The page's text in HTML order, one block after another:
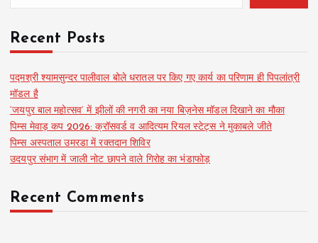
Recent Posts
पद्मश्री श्यामसुन्दर पालीवाल बोले धरातल पर किए गए कार्य का परिणाम ही पिपलांत्री
मॉडल है
‘जयपुर बाल महोत्सव’ में झीलों की नगरी का नया बिज़नेस मॉडल दिखाने का मौका
पिम्स मेवाड़ कप 2026: क्रॉसवर्ड व आदित्यम रियल स्टेट्स ने मुकाबले जीते
पिम्स अस्पताल उमरडा में रक्तदान शिविर
उदयपुर संभाग में जाली नोट छापने वाले गिरोह का भंडाफोड़
Recent Comments